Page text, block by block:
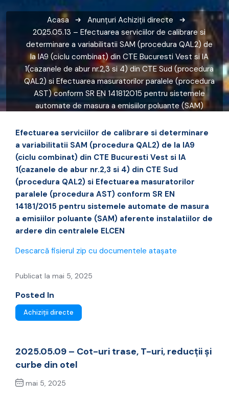
Acasa Anunțuri Achiziții directe
2025.05.13 – Efectuarea serviciilor de calibrare si
determinare a variabilitatii SAM (procedura QAL2) de
la IA9 (ciclu combinat) din CTE Bucuresti Vest si IA
1(cazanele de abur nr.2,3 si 4) din CTE Sud (procedura
QAL2) si Efectuarea masuratorilor paralele (procedura
AST) conform SR EN 141812015 pentru sistemele
automate de masura a emisiilor poluante (SAM)
Efectuarea serviciilor de calibrare si determinare
a variabilitatii SAM (procedura QAL2) de la IA9
(ciclu combinat) din CTE Bucuresti Vest si IA
1(cazanele de abur nr.2,3 si 4) din CTE Sud
(procedura QAL2) si Efectuarea masuratorilor
paralele (procedura AST) conform SR EN
14181/2015 pentru sistemele automate de masura
a emisiilor poluante (SAM) aferente instalatiilor de
ardere din centralele ELCEN
Descarcă fisierul zip cu documentele atașate
Publicat la mai 5, 2025
Posted In
Achiziții directe
2025.05.09 – Cot-uri trase, T-uri, reducții și
curbe din otel
mai 5, 2025